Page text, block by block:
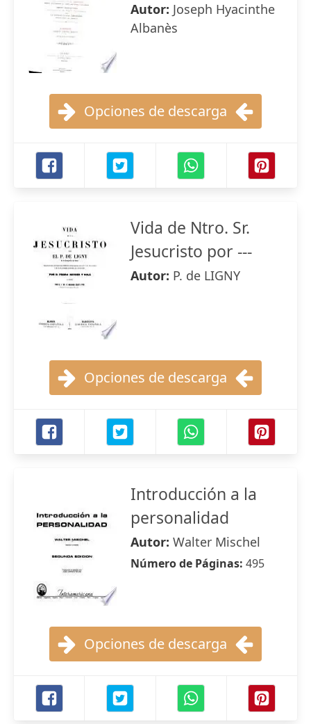
Autor: Joseph Hyacinthe
Albanès
Opciones de descarga
Vida de Ntro. Sr.
Jesucristo por ---
Autor: P. de LIGNY
Opciones de descarga
Introducción a la
personalidad
Autor: Walter Mischel
Número de Páginas: 495
Opciones de descarga